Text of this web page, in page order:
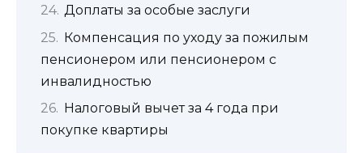
Доплаты за особые заслуги
Компенсация по уходу за пожилым
пенсионером или пенсионером с
инвалидностью
Налоговый вычет за 4 года при
покупке квартиры